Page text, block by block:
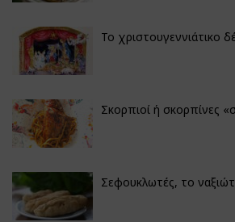
Το χριστουγεννιάτικο
Σκορπιοί ή σκορπίνες
Σεφουκλωτές, το